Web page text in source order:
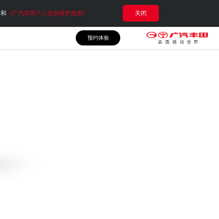
《广汽丰田个人信息保护政策》 关闭
预约体验